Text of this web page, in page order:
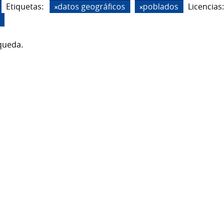
Etiquetas: datos geográficos poblados Licencias: